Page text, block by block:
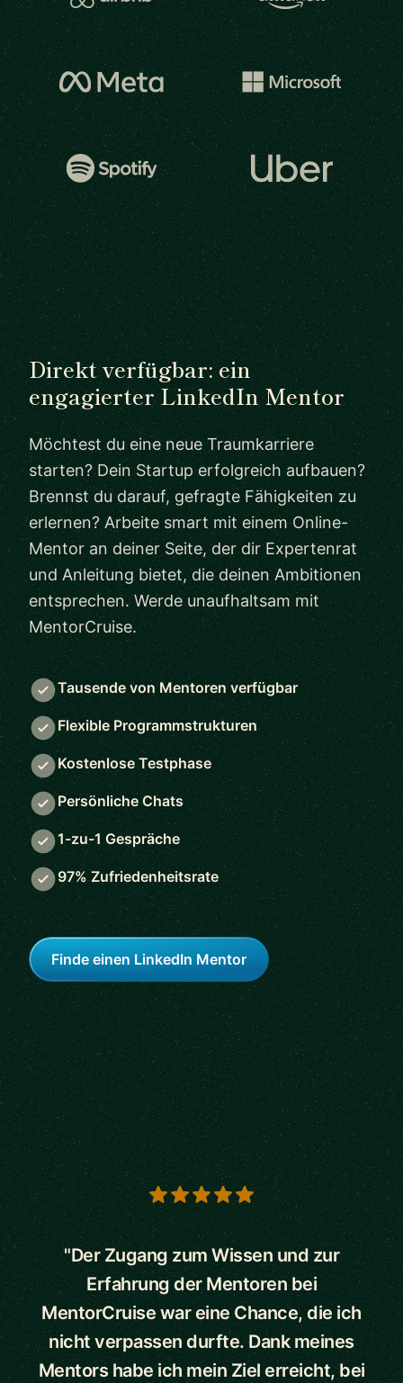
Direkt verfügbar: ein
engagierter LinkedIn Mentor
Möchtest du eine neue Traumkarriere
starten? Dein Startup erfolgreich aufbauen?
Brennst du darauf, gefragte Fähigkeiten zu
erlernen? Arbeite smart mit einem Online-
Mentor an deiner Seite, der dir Expertenrat
und Anleitung bietet, die deinen Ambitionen
entsprechen. Werde unaufhaltsam mit
MentorCruise.
Tausende von Mentoren verfügbar
Flexible Programmstrukturen
Kostenlose Testphase
Persönliche Chats
1-zu-1 Gespräche
97% Zufriedenheitsrate
Finde einen LinkedIn Mentor
5 out of 5 stars
"Der Zugang zum Wissen und zur
Erfahrung der Mentoren bei
MentorCruise war eine Chance, die ich
nicht verpassen durfte. Dank meines
Mentors habe ich mein Ziel erreicht, bei